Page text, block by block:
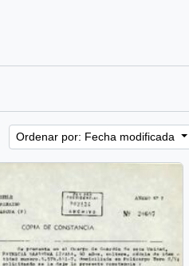
Ordenar por: Fecha modificada